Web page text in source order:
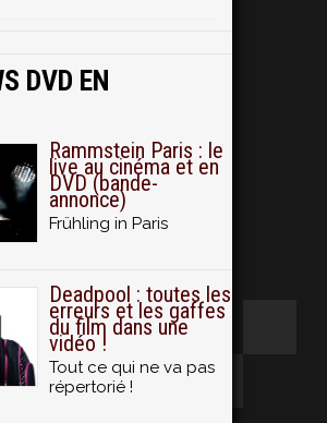
DVD EN
Rammstein Paris : le
live au cinéma et en
DVD (bande-
annonce)
Frühling in Paris
Deadpool : toutes les
erreurs et les gaffes
du film dans une
vidéo !
Tout ce qui ne va pas
répertorié !